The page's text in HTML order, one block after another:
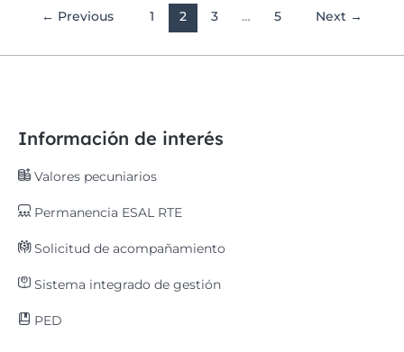
← Previous 1 2 3 … 5 Next →
Información de interés
Valores pecuniarios
Permanencia ESAL RTE
Solicitud de acompañamiento
Sistema integrado de gestión
PED